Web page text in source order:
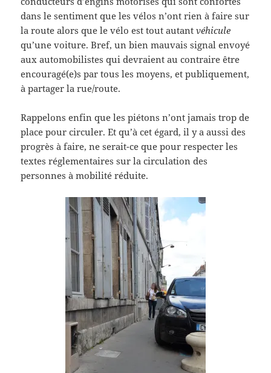
dans le sentiment que les vélos n’ont rien à faire sur
la route alors que le vélo est tout autantvéhicule
qu’une voiture. Bref, un bien mauvais signal envoyé
aux automobilistes qui devraient au contraire être
encouragé(e)s par tous les moyens, et publiquement,
à partager la rue/route.
Rappelons enfin que les piétons n’ont jamais trop de
place pour circuler. Et qu’à cet égard, il y a aussi des
progrès à faire, ne serait-ce que pour respecter les
textes réglementaires sur la circulation des
personnes à mobilité réduite.